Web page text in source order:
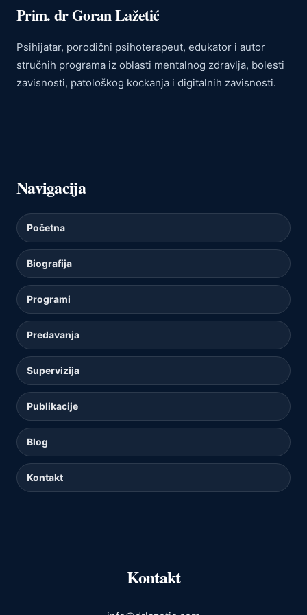
Prim. dr Goran Lažetić
Psihijatar, porodični psihoterapeut, edukator i autor
stručnih programa iz oblasti mentalnog zdravlja, bolesti
zavisnosti, patološkog kockanja i digitalnih zavisnosti.
Navigacija
Početna
Biografija
Programi
Predavanja
Supervizija
Publikacije
Blog
Kontakt
Kontakt